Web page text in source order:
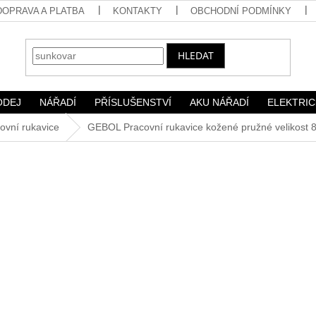
A PLATBA KONTAKTY OBCHODNÍ PODMÍNKY
HLEDAT
NÁŘADÍ PŘÍSLUŠENSTVÍ AKU NÁŘADÍ
rukavice GEBOL Pracovní rukavice kožené pružné velikost